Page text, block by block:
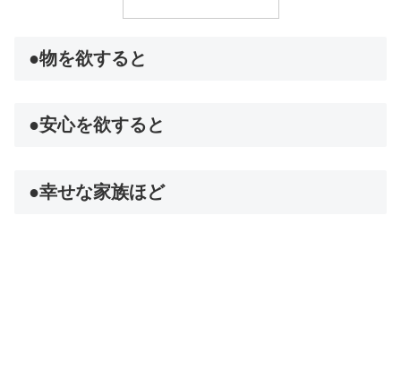
●物を欲すると
●安心を欲すると
●幸せな家族ほど